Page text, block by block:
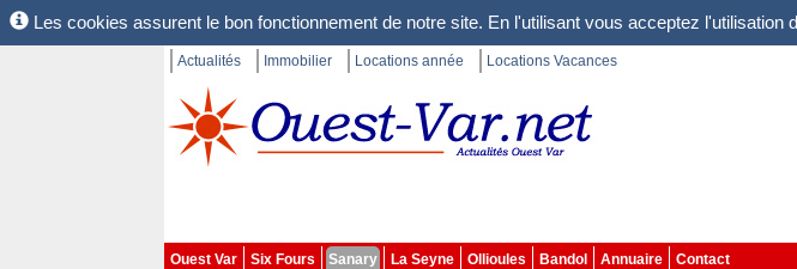
Les cookies assurent le bon fonctionnement de notre site. En l'utilisant vous acceptez l'utilisation
Actualités Immobilier Locations année Locations Vacances
Ouest Var Six Fours Sanary La Seyne Ollioules Bandol Annuaire
Contact